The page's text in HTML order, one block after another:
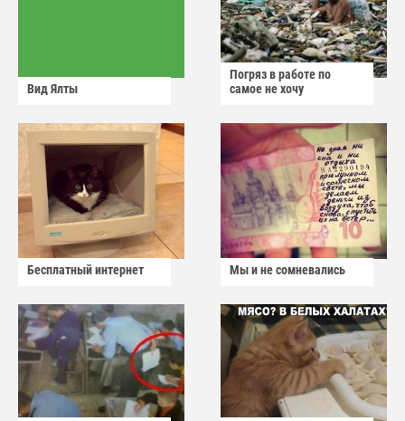
Вид Ялты
Погряз в работе по
самое не хочу
Бесплатный интернет Мы и не сомневались